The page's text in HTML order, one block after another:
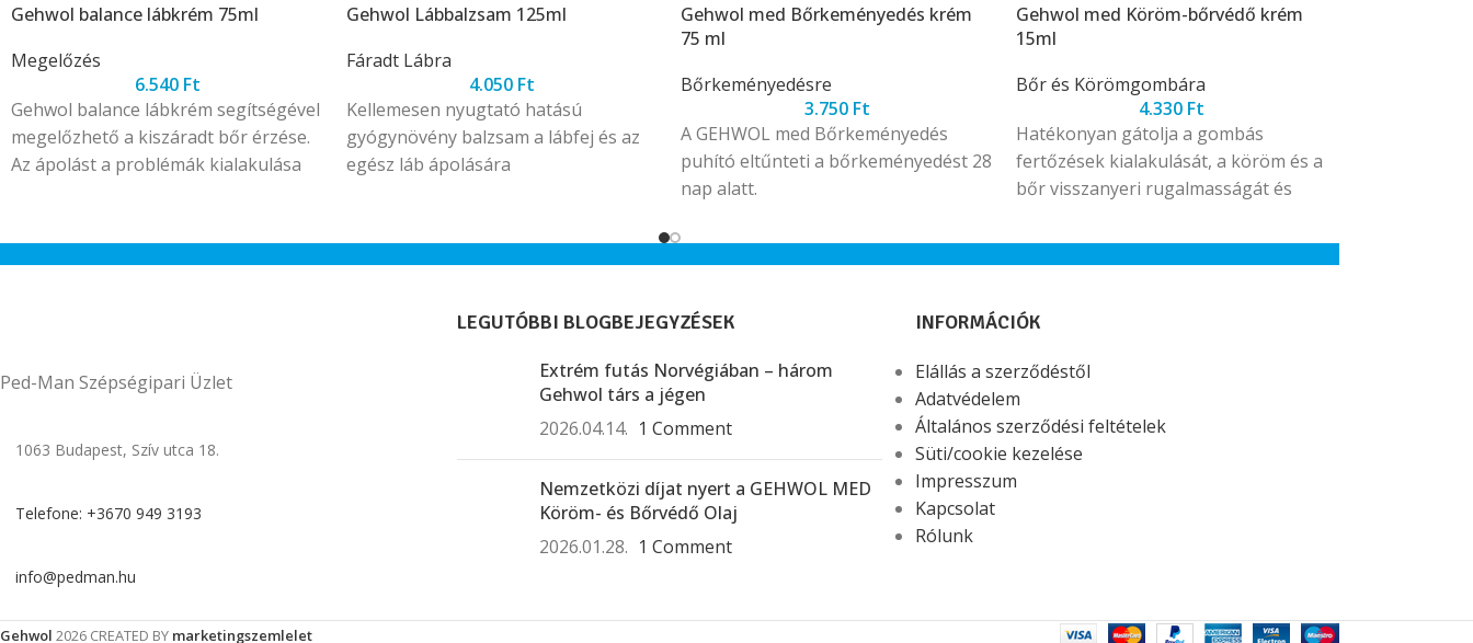
Gehwol balance lábkrém 75ml
Megelőzés
6.540 Ft
Gehwol balance lábkrém segítségével
megelőzhető a kiszáradt bőr érzése.
Az ápolást a problémák kialakulása
hasznos baktériumok szaporodását,
visszaállítja a bőr természetes
Gehwol Lábbalzsam 125ml
Fáradt Lábra
4.050 Ft
Kellemesen nyugtató hatású
gyógynövény balzsam a lábfej és az
egész láb ápolására
Gehwol med Bőrkeményedés krém
75 ml
Bőrkeményedésre
3.750 Ft
A GEHWOL med Bőrkeményedés
puhító eltűnteti a bőrkeményedést 28
nap alatt.
Gehwol med Köröm-bőrvédő krém
15ml
Bőr és Körömgombára
4.330 Ft
Hatékonyan gátolja a gombás
fertőzések kialakulását, a köröm és a
bőr visszanyeri rugalmasságát és
Ped-Man Szépségipari Üzlet
1063 Budapest, Szív utca 18.
Telefone: +3670 949 3193
info@pedman.hu
LEGUTÓBBI BLOGBEJEGYZÉSEK
Extrém futás Norvégiában – három
Gehwol társ a jégen
2026.04.14. 1 Comment
Nemzetközi díjat nyert a GEHWOL MED
Köröm- és Bőrvédő Olaj
2026.01.28. 1 Comment
INFORMÁCIÓK
Elállás a szerződéstől
Adatvédelem
Általános szerződési feltételek
Süti/cookie kezelése
Impresszum
Kapcsolat
Rólunk
Gehwol 2026 CREATED BY marketingszemlelet